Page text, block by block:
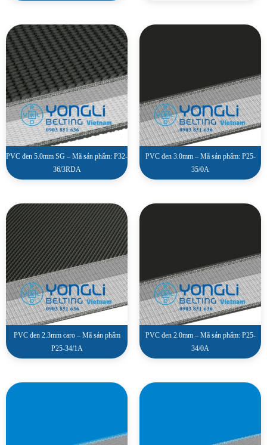
PVC đen 5.0mm SG – Mã sản phẩm: P32-
36/3RDA
PVC đen 3.0mm – Mã sản phẩm: P25-
35/0A
PVC đen 2.3mm caro – Mã sản phẩm
P25-34/1A
PVC đen 2.0mm – Mã sản phẩm: P25-
34/0A